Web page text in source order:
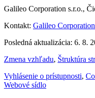
Galileo Corporation s.r.o.,
Kontakt: Galileo
Posledná aktualizácia: 6. 8.
Zmena vzhľadu, Štruktúra
Vyhlásenie o prístupnosti,
Webové sídlo